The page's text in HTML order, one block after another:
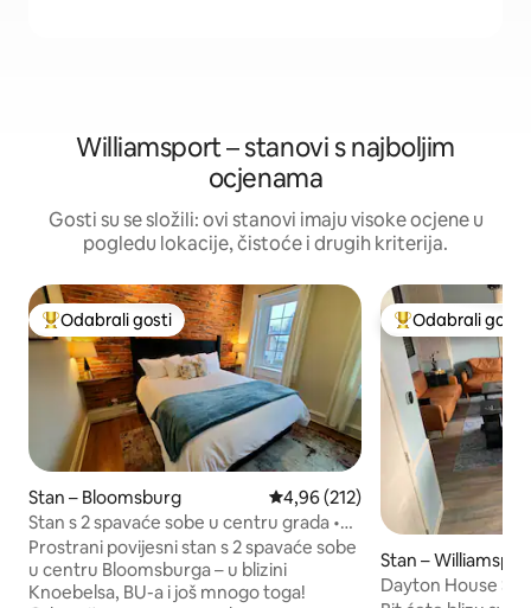
Williamsport – stanovi s najboljim
ocjenama
Gosti su se složili: ovi stanovi imaju visoke ocjene u
pogledu lokacije, čistoće i drugih kriterija.
Među najviše rangiranima s oznakom „Odabrali gosti”
Odabrali gosti
Stan – Bloomsburg Prosječna ocjena: 4,96/5,
4,96 (212)
Stan s 2 spavaće sobe u centru grada •
igraonica + skrivena soba za bijeg
Prostrani povijesni stan s 2 spavaće sobe
u centru Bloomsburga – u blizini
Knoebelsa, BU-a i još mnogo toga!
Među najviše
Odabrali gosti
Stan –
Dayton House